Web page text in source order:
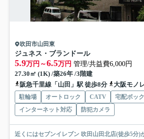
吹田市山田東
ジュネス・ブランドール
5.9万円～6.5万円 管理/共益費6,000円
27.30㎡ (1K) /築26年 /3階建
阪急千里線「山田」駅 徒歩8分
大阪モノレー
駐輪場 オートロック CATV
宅配ボッ
インターネット対応
防犯カメラ
近くにはセブンイレブン 吹田山田北店(徒歩5分)